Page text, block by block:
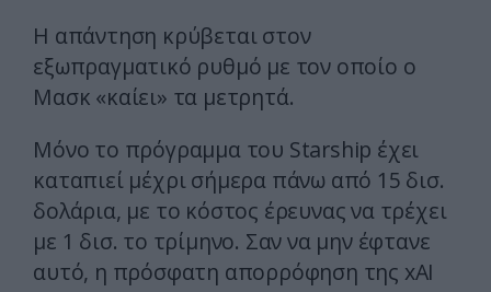
Η απάντηση κρύβεται στον
εξωπραγματικό ρυθμό με τον οποίο ο
Μασκ «καίει» τα μετρητά.
Μόνο το πρόγραμμα του Starship έχει
καταπιεί μέχρι σήμερα πάνω από 15 δισ.
δολάρια, με το κόστος έρευνας να τρέχει
με 1 δισ. το τρίμηνο. Σαν να μην έφτανε
αυτό, η πρόσφατη απορρόφηση της xAI